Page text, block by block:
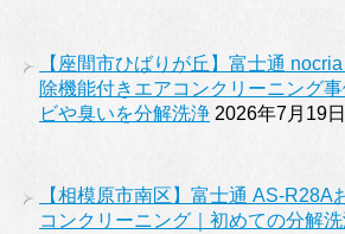
【座間市ひばりが丘】富士通
除機能付きエアコンクリーニング
ビや臭いを分解洗浄 2026年7月19日
【相模原市南区】富士通 AS-R28A
コンクリーニング｜初めての分解